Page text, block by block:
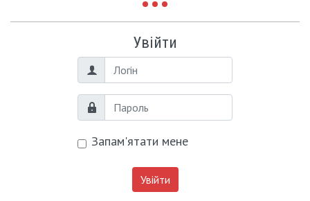
Увійти
Логін
Пароль
Запам'ятати мене
Увійти